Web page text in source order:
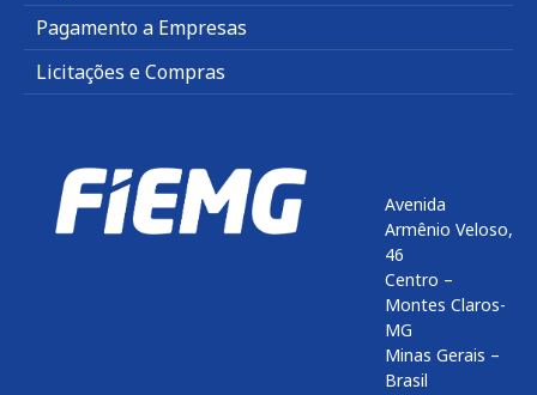
Pagamento a Empresas
Licitações e Compras
Avenida
Armênio Veloso,
46
Centro –
Montes Claros-
MG
Minas Gerais –
Brasil